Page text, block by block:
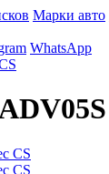
Марки авто
WhatsApp